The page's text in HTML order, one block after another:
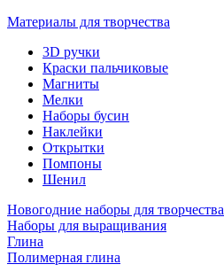
Материалы для творчества
3D ручки
Краски пальчиковые
Магниты
Мелки
Наборы бусин
Наклейки
Открытки
Помпоны
Шенил
Новогодние наборы для творчества
Наборы для выращивания
Глина
Полимерная глина